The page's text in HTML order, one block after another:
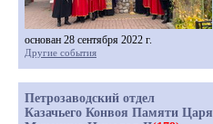
основан 28 сентября 2022 г.
Другие события
Петрозаводский отдел
Казачьего Конвоя Памяти Царя